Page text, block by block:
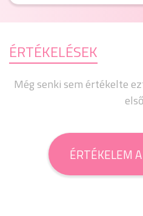
ÉRTÉKELÉSEK
Még senki sem értékelte
ÉRTÉKELEM